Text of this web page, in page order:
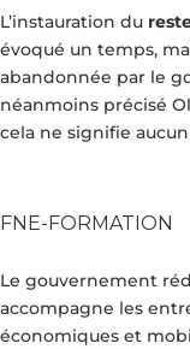
L’instauration du
évoqué un temps,
abandonnée par le
néanmoins précisé
cela ne signifie
FNE-FORMATION
Le gouvernement
accompagne les
économiques et